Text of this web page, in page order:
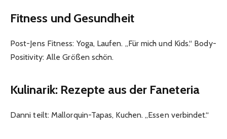
Fitness und Gesundheit
Post-Jens Fitness: Yoga, Laufen. „Für mich und Kids.“ Body-
Positivity: Alle Größen schön.
Kulinarik: Rezepte aus der Faneteria
Danni teilt: Mallorquin-Tapas, Kuchen. „Essen verbindet.“